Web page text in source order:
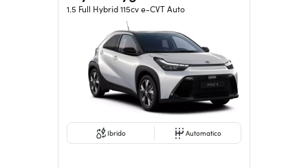
1.5 Full Hybrid 115cv e-CVT Auto
Ibrido Automatico